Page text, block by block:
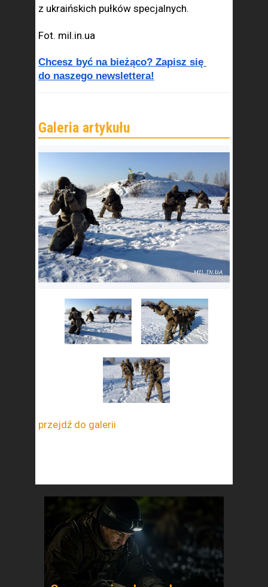
z ukraińskich pułków specjalnych.
Fot. mil.in.ua
Chcesz być na bieżąco? Zapisz się
do naszego newslettera!
przejdź do galerii